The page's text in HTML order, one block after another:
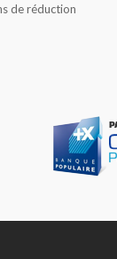
de réduction